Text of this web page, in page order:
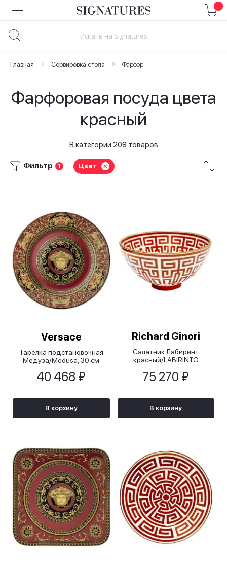
Skip
to
Главная Сервировка стола Фарфор
Фарфоровая посуда цвета
красный
В категории 208 товаров
Фильтр 1 Цвет
Versace
Тарелка подстановочная
Медуза/Medusa, 30 см
40 468 ₽
В корзину
Richard Ginori
Салатник Лабиринт
красный/LABIRINTO
75 270 ₽
В корзину